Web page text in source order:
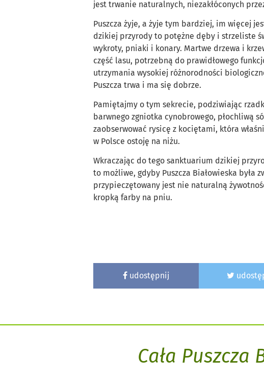
jest trwanie naturalnych, niezakłóconych
Puszcza żyje, a żyje tym bardziej, im więcej
dzikiej przyrody to potężne dęby i strzeliste
wykroty, pniaki i konary. Martwe drzewa i
część lasu, potrzebną do prawidłowego
utrzymania wysokiej różnorodności
Puszcza trwa i ma się dobrze.
Pamiętajmy o tym sekrecie, podziwiając
barwnego zgniotka cynobrowego, płochliwą
zaobserwować rysicę z kociętami, która
w Polsce ostoję na niżu.
Wkraczając do tego sanktuarium dzikiej
to możliwe, gdyby Puszcza Białowieska była
przypieczętowany jest nie naturalną
kropką farby na pniu.
udostępnij
Cała